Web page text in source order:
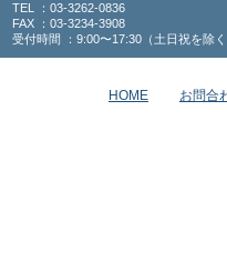
TEL ：03-3262-0836
FAX ：03-3234-3908
受付時間 ：9:00〜17:30（土日祝を除く
HOME お問合